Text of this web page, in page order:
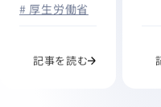
# 厚生労働省
記事を読む